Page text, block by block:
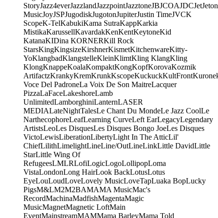
StoryJazz4everJazzlandJazzpointJazztoneJBJCOAJDCJetJeton
MusicJoyJSPJugodiskJugotonJupiterJustin TimeJVCK
ScopeK-TelKabukiKama SutraKappKarkia
MistikaKarussellKavardakKenKentKeytoneKid
KatanaKIDina KORNERKill Rock
StarsKingKingsizeKirshnerKismetKitchenwareKitty-
YoKlangbadKlangstelleKleinKlimtKling KlangKling
KlongKnappeKoalaKompaktKongKopfKorovaKozmik
ArtifactzKrankyKremKrunkKscopeKuckuckKultFront
Voce Del PadroneLa Voix De Son MaitreLacquer
PizzaLaFaceLakeshoreLamb
UnlimitedLamborghiniLanternLASER
MEDIALateNightTalesLe Chant Du MondeLe Jazz CoolLe
NarthecophoreLeafLearning CurveLeft EarLegacyLegendary
ArtistsLeoLes DisquesLes Disques Bongo JoeLes Disques
VictoLewisLiberationLibertyLight In The AtticLil'
ChiefLilithLimelightLineLine/OutLineLinkLittle DavidLittle
StarLittle Wing Of
RefugeesLMLRLofiLogicLogoLollipopLoma
VistaLondonLong HairLook BackLotusLotus
EyeLouLoudLoveLovely MusicLoveTapLuaka BopLucky
PigsM&LM2M2BAMAMA MusicMac's
RecordMachinaMadfishMagentaMagic
MusicMagnetMagnetic LoftMain
EventMainstreamMAMMama BarleyMama Told